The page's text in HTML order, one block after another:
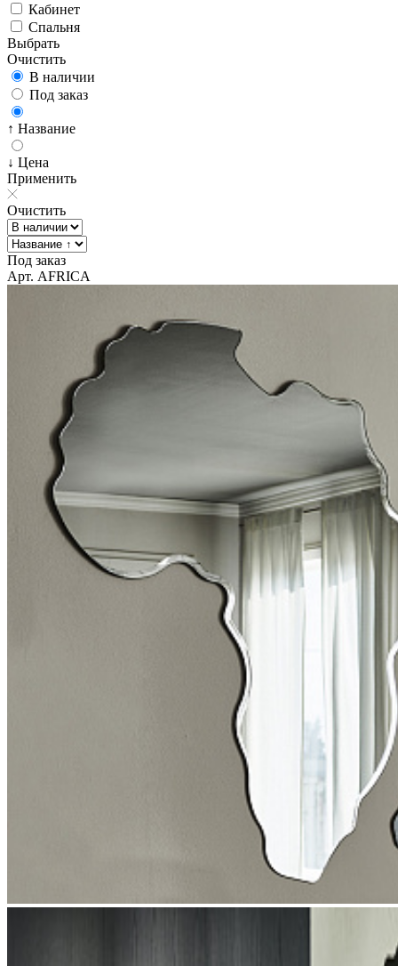
Кабинет
Спальня
Выбрать
Очистить
В наличии
Под заказ
↑ Название
↓ Цена
Применить
Очистить
Под заказ
Арт. AFRICA